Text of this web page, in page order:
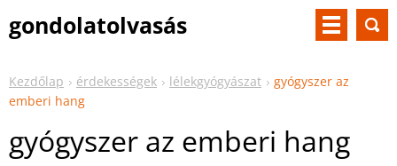
gondolatolvasás
Kezdőlap érdekességek lélekgyógyászat
gyógyszer az
emberi hang
gyógyszer az emberi hang